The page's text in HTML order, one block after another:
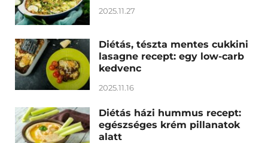
2025.11.27
Diétás, tészta mentes cukkini
lasagne recept: egy low-carb
kedvenc
2025.11.16
Diétás házi hummus recept:
egészséges krém pillanatok
alatt